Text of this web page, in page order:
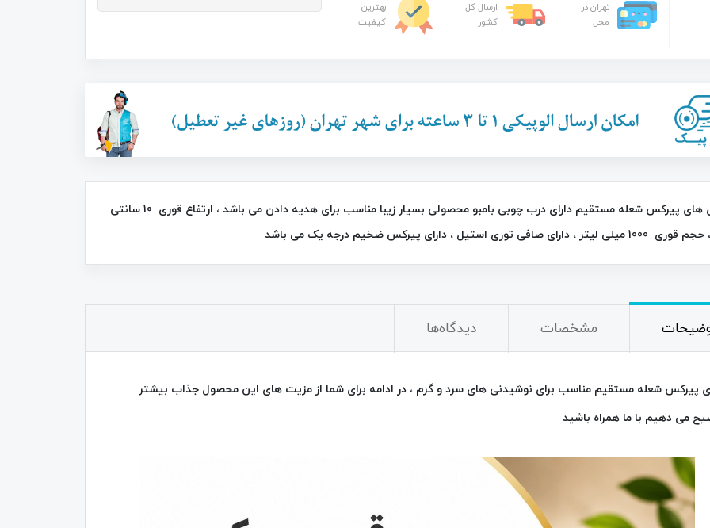
تهران در
محل
ارسال کل
کشور
بهترین
کیفیت
790,000
2,950,000
2,200,000 تومان
34٪
قوری های پیرکس شعله مستقیم دارای درب چوبی بامبو محصولی بسیار زیبا مناسب برای هدیه دادن می باشد ، ارتفاع قوری 10 سانتی
، دارای صافی توری استیل ، دارای پیرکس ضخیم درجه یک می باشد
مشخصات دیدگاه‌ها
پیرکس شعله مستقیم مناسب برای نوشیدنی های سرد و گرم ، در ادامه برای شما از مزیت های این محصول جذاب بیشتر
می دهیم با ما همراه باشید